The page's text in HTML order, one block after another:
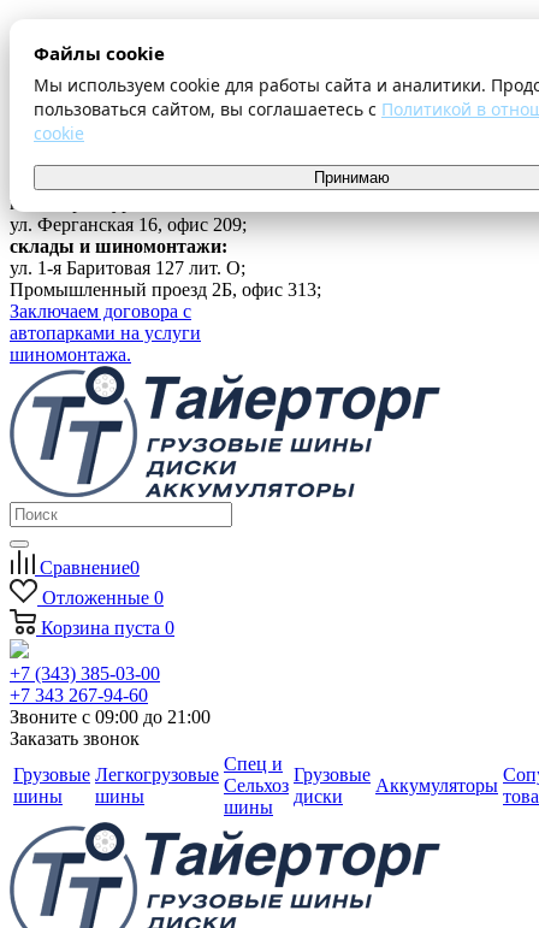
Файлы cookie
Мы используем cookie для работы сайта и аналитики.
пользоваться сайтом, вы соглашаетесь с Политикой в
cookie
Принимаю
Оплата и доставка
Шиномонтаж
Контакты
...
г. Екатеринбург
ул. Ферганская 16, офис 209;
склады и шиномонтажи:
ул. 1-я Баритовая 127 лит. О;
Промышленный проезд 2Б, офис 313;
Заключаем договора с
автопарками на услуги
шиномонтажа.
Сравнение0
Отложенные 0
Корзина пуста 0
+7 (343) 385-03-00
+7 343 267-94-60
Звоните с 09:00 до 21:00
Заказать звонок
Грузовые
шины
Легкогрузовые
шины
Спец и
Сельхоз
шины
Грузовые
диски
Аккумуляторы